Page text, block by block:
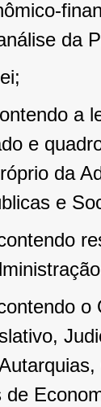
da
a
e
da
e
o
de